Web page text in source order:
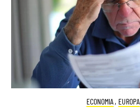
ECONOMIA , EUROPA